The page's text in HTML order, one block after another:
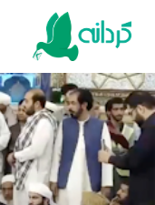
Skip
content